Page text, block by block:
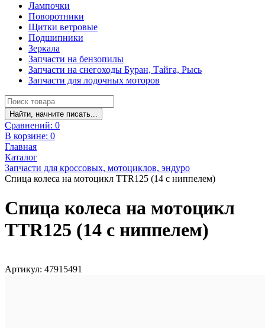
Лампочки
Поворотники
Щитки ветровые
Подшипники
Зеркала
Запчасти на бензопилы
Запчасти на снегоходы Буран, Тайга, Рысь
Запчасти для лодочных моторов
Найти, начните писать...
Сравнений: 0
В корзине: 0
Главная
Каталог
Запчасти для кроссовых, мотоциклов, эндуро
Спица колеса на мотоцикл TTR125 (14 с ниппелем)
Спица колеса на мотоцикл
TTR125 (14 с ниппелем)
Артикул: 47915491